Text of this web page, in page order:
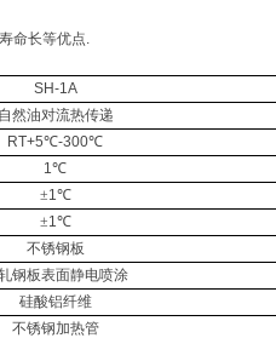
命长等优点.
SH-1A
自然油对流热传递
RT+5℃-300℃
1℃
±1℃
±1℃
不锈钢板
钢板表面静电喷涂
硅酸铝纤维
不锈钢加热管